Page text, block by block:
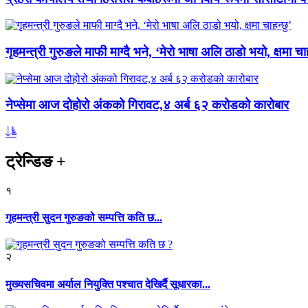
गृहमन्त्री गुरुङले माफी माग्दै भने, ‘मेरो भाषा अलि ठाडो भयो, क्षमा
नेप्सेमा आज दोहोरो अंकको गिरावट,४ अर्ब ६२ करोडको कारोबार
ट्रेन्डिङ+
१
गृहमन्त्री सुदन गुरुङको सम्पत्ति कति छ...
२
मुख्यसचिवमा अर्याल नियुक्ति पश्चात देखिर्दै सूधारका...